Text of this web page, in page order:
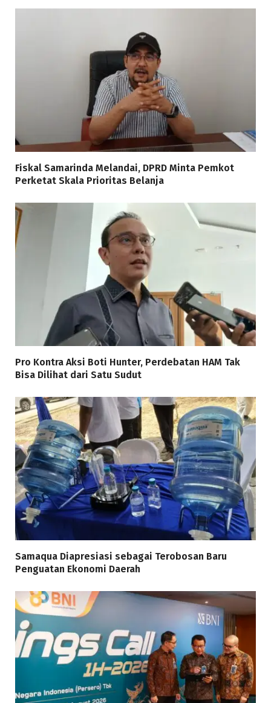
Fiskal Samarinda Melandai, DPRD Minta Pemkot
Perketat Skala Prioritas Belanja
Pro Kontra Aksi Boti Hunter, Perdebatan HAM Tak
Bisa Dilihat dari Satu Sudut
Samaqua Diapresiasi sebagai Terobosan Baru
Penguatan Ekonomi Daerah